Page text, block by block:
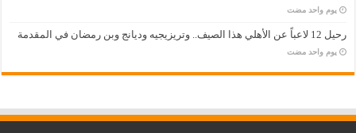
‏يوم واحد مضت
رحيل 12 لاعباً عن الأهلي هذا الصيف.. وتريزيجيه وديانج وبن رمضان في المقدمة
‏يوم واحد مضت